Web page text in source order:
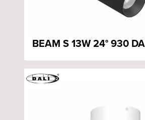
BEAM S 13W 24° 930